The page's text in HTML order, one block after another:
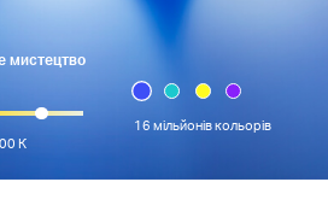
мистецтво
К
16 мільйонів кольорів